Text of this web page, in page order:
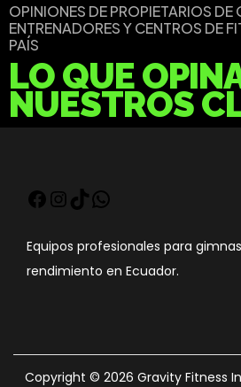
OPINIONES DE PROPIETARIOS DE
ENTRENADORES Y CENTROS DE
PAÍS
LO QUE
NUESTROS
Equipos profesionales para
rendimiento en Ecuador.
Copyright © 2026 Gravity Fitness